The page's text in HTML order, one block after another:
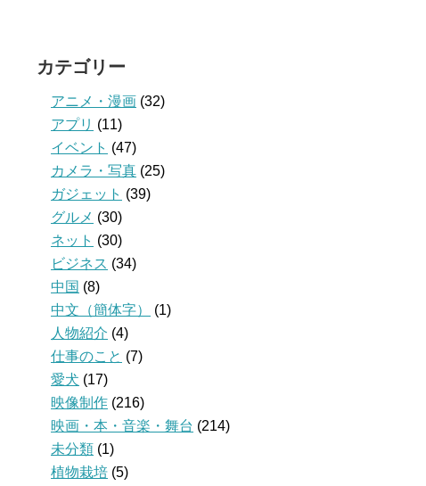
カテゴリー
アニメ・漫画 (32)
アプリ (11)
イベント (47)
カメラ・写真 (25)
ガジェット (39)
グルメ (30)
ネット (30)
ビジネス (34)
中国 (8)
中文（簡体字）
(1)
人物紹介 (4)
仕事のこと (7)
愛犬 (17)
映像制作 (216)
映画・本・音楽・舞台 (214)
未分類 (1)
植物栽培 (5)